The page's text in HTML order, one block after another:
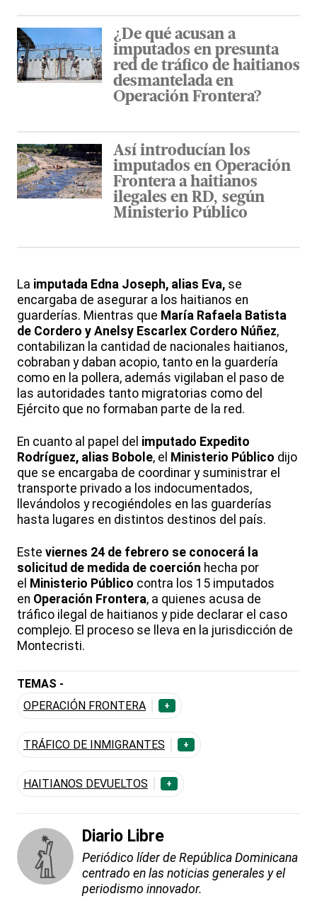
¿De qué acusan a
imputados en presunta
red de tráfico de haitianos
desmantelada en
Operación Frontera?
Así introducían los
imputados en Operación
Frontera a haitianos
ilegales en RD, según
Ministerio Público
La imputada Edna Joseph, alias Eva, se
encargaba de asegurar a los haitianos en
guarderías. Mientras que María Rafaela Batista
de Cordero y Anelsy Escarlex Cordero Núñez,
contabilizan la cantidad de nacionales haitianos,
cobraban y daban acopio, tanto en la guardería
como en la pollera, además vigilaban el paso de
las autoridades tanto migratorias como del
Ejército que no formaban parte de la red.
En cuanto al papel del imputado Expedito
Rodríguez, alias Bobole, el Ministerio Público dijo
que se encargaba de coordinar y suministrar el
transporte privado a los indocumentados,
llevándolos y recogiéndoles en las guarderías
hasta lugares en distintos destinos del país.
Este viernes 24 de febrero se conocerá la
solicitud de medida de coerción hecha por
el Ministerio Público contra los 15 imputados
en Operación Frontera, a quienes acusa de
tráfico ilegal de haitianos y pide declarar el caso
complejo. El proceso se lleva en la jurisdicción de
Montecristi.
TEMAS -
OPERACIÓN FRONTERA
+
TRÁFICO DE INMIGRANTES +
HAITIANOS DEVUELTOS +
Diario Libre
Periódico líder de República Dominicana
centrado en las noticias generales y el
periodismo innovador.